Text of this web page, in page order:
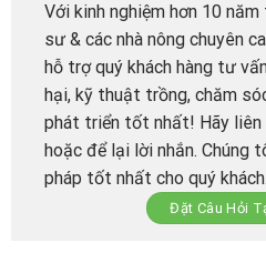
Với kinh nghiệm hơn 10
sư & các nhà nông chuyên
hỗ trợ quý khách hàng tư
hại, kỹ thuật trồng, chăm
phát triển tốt nhất! Hãy liên
hoặc để lại lời nhắn. Chúng
pháp tốt nhất cho quý khách.
Đặt Câu Hỏi